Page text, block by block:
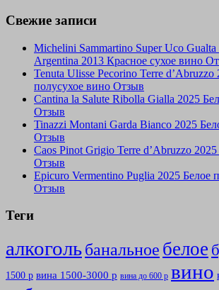
Свежие записи
Michelini Sammartino Super Uco
Argentina 2013 Красное сухое вино
Tenuta Ulisse Pecorino Terre d’Abruzzo
полусухое вино Отзыв
Cantina la Salute Ribolla Gialla 2025
Отзыв
Tinazzi Montani Garda Bianco 2025
Отзыв
Caos Pinot Grigio Terre d’Abruzzo
Отзыв
Epicuro Vermentino Puglia 2025 Белое
Отзыв
Теги
алкогольбанальное белое
1500 р вина 1500-3000 р вина до 600 р вино